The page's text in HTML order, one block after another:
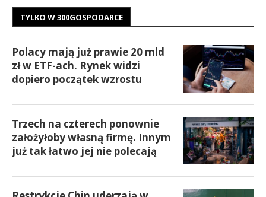
TYLKO W 300GOSPODARCE
Polacy mają już prawie 20 mld
zł w ETF-ach. Rynek widzi
dopiero początek wzrostu
Trzech na czterech ponownie
założyłoby własną firmę. Innym
już tak łatwo jej nie polecają